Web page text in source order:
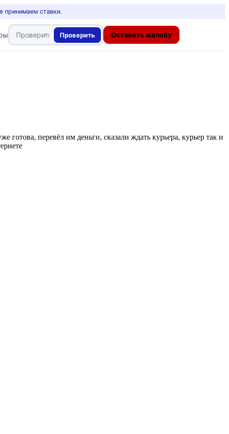
принимаем ставки.
Проверить Оставить жалобу
готова, перевёл им деньги, сказали ждать курьера, курьер так и